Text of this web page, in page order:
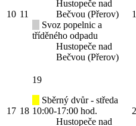
10 11
Hustopeče nad
Bečvou (Přerov)
Svoz popelnic a
tříděného odpadu
Hustopeče nad
Bečvou (Přerov)
17 18
19
Sběrný dvůr - středa
10:00-17:00 hod.
Hustopeče nad